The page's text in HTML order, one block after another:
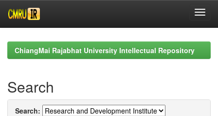
navigationChiangMai Rajabhat University Intellectual Repository
Search
Search: